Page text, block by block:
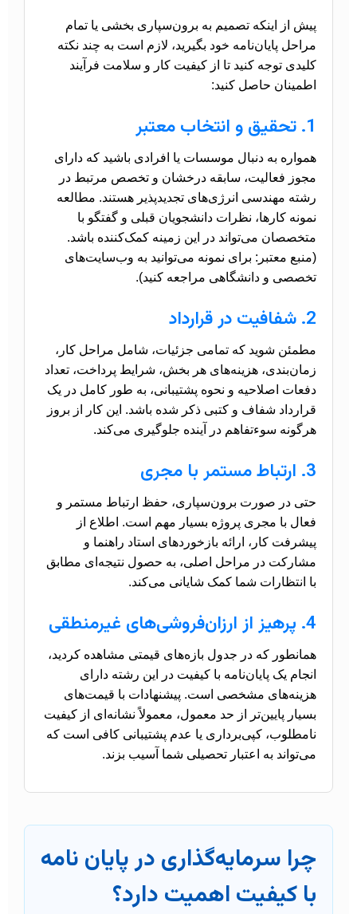
پیش از اینکه تصمیم به برون‌سپاری بخشی یا تمام
مراحل پایان‌نامه خود بگیرید، لازم است به چند نکته
کلیدی توجه کنید تا از کیفیت کار و سلامت فرآیند
اطمینان حاصل کنید:
1. تحقیق و انتخاب معتبر
همواره به دنبال موسسات یا افرادی باشید که دارای
مجوز فعالیت، سابقه درخشان و تخصص مرتبط در
رشته مهندسی انرژی‌های تجدیدپذیر هستند. مطالعه
نمونه کارها، نظرات دانشجویان قبلی و گفتگو با
متخصصان می‌تواند در این زمینه کمک‌کننده باشد.
(منبع معتبر: برای نمونه می‌توانید به وب‌سایت‌های
تخصصی و دانشگاهی مراجعه کنید).
2. شفافیت در قرارداد
مطمئن شوید که تمامی جزئیات، شامل مراحل کار،
زمان‌بندی، هزینه‌های هر بخش، شرایط پرداخت، تعداد
دفعات اصلاحیه و نحوه پشتیبانی، به طور کامل در یک
قرارداد شفاف و کتبی ذکر شده باشد. این کار از بروز
هرگونه سوءتفاهم در آینده جلوگیری می‌کند.
3. ارتباط مستمر با مجری
حتی در صورت برون‌سپاری، حفظ ارتباط مستمر و
فعال با مجری پروژه بسیار مهم است. اطلاع از
پیشرفت کار، ارائه بازخوردهای استاد راهنما و
مشارکت در مراحل اصلی، به حصول نتیجه‌ای مطابق
با انتظارات شما کمک شایانی می‌کند.
4. پرهیز از ارزان‌فروشی‌های غیرمنطقی
همانطور که در جدول بازه‌های قیمتی مشاهده کردید،
انجام یک پایان‌نامه با کیفیت در این رشته دارای
هزینه‌های مشخصی است. پیشنهادات با قیمت‌های
بسیار پایین‌تر از حد معمول، معمولاً نشانه‌ای از کیفیت
نامطلوب، کپی‌برداری یا عدم پشتیبانی کافی است که
می‌تواند به اعتبار تحصیلی شما آسیب بزند.
چرا سرمایه‌گذاری در پایان نامه
با کیفیت اهمیت دارد؟